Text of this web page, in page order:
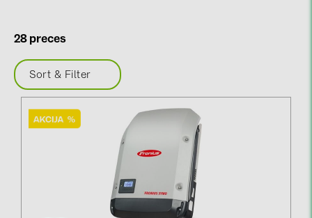
E-Mobilitāte (19)
Instalācijas (87)
RAŽOTĀJI
ABB (21)
28 preces
Sort & Filter